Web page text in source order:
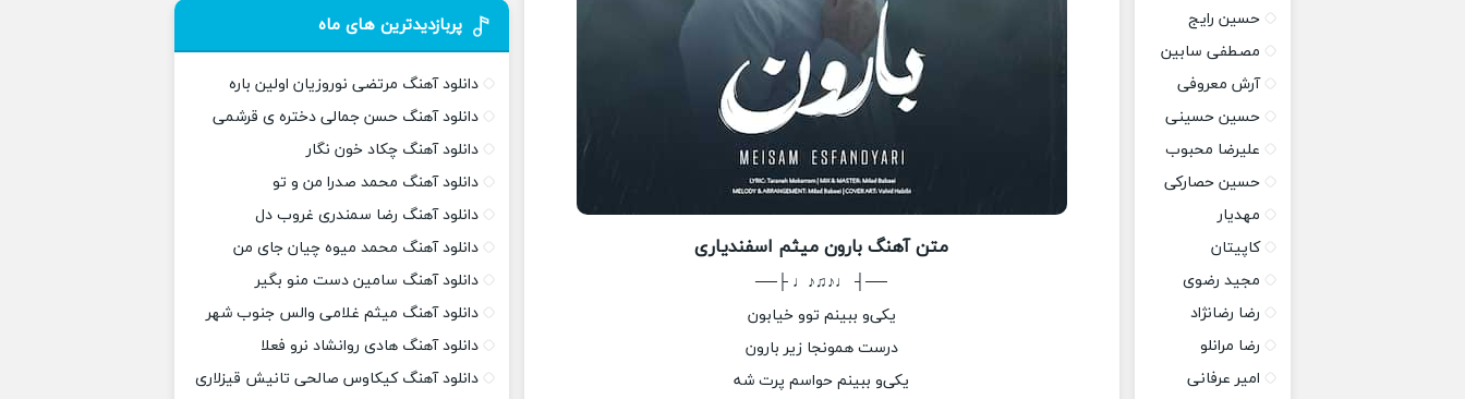
متن آهنگ بارون میثم اسفندیاری
──┤ ♩♪♫♪♩ ├──
یکی‌و ببینم توو خیابون
درست همونجا زیر بارون
یکی‌و ببینم حواسم پرت شه
حسین رایج
مصطفی سابین
آرش معروفی
حسین حسینی
علیرضا محبوب
حسین حصارکی
مهدیار
کاپیتان
مجید رضوی
رضا رضانژاد
رضا مرانلو
امیر عرفانی
پربازدیدترین های ماه
دانلود آهنگ مرتضی نوروزیان اولین باره
دانلود آهنگ حسن جمالی دختره ی قرشمی
دانلود آهنگ چکاد خون نگار
دانلود آهنگ محمد صدرا من و تو
دانلود آهنگ رضا سمندری غروب دل
دانلود آهنگ محمد میوه چیان جای من
دانلود آهنگ سامین دست منو بگیر
دانلود آهنگ میثم غلامی والس جنوب شهر
دانلود آهنگ هادی روانشاد نرو فعلا
دانلود آهنگ کیکاوس صالحی تانیش قیزلاری